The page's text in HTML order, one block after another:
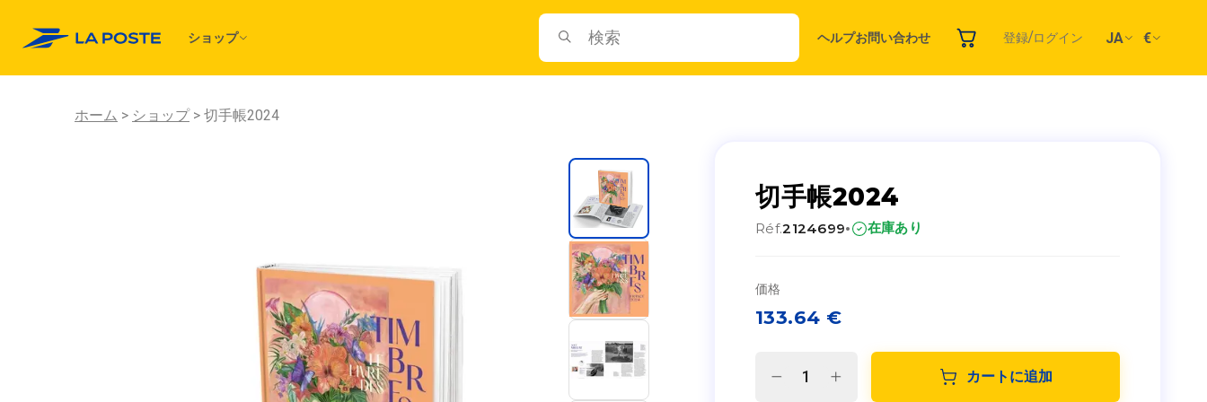
ショップ ヘルプお問い合わせ 登録/ログイン JA €
ホーム ショップ 切手帳2024
切手帳2024
Réf.2124699· 在庫あり
価格
133.64 €
カートに追加